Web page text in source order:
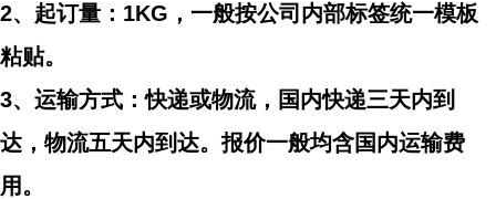
2、起订量：1KG，一般按公司内部标签统一模板
粘贴。
3、运输方式：快递或物流，国内快递三天内到
达，物流五天内到达。报价一般均含国内运输费
用。